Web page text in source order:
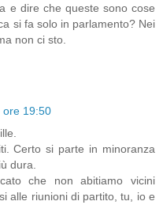
e dire che queste sono cose
si fa solo in parlamento? Nei
non ci sto.
ore 19:50
Certo si parte in minoranza
dura.
che non abitiamo vicini
alle riunioni di partito, tu, io e